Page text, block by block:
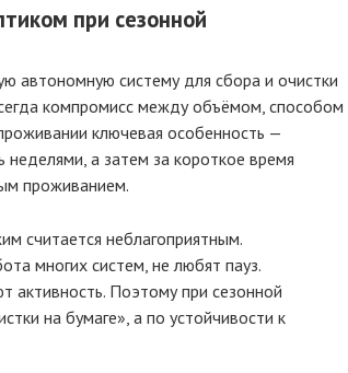
при сезонной
автономную систему для сбора и очистки
компромисс между объёмом, способом
ключевая особенность —
неделями, а затем за короткое время
проживанием.
считается неблагоприятным.
многих систем, не любят пауз.
активность. Поэтому при сезонной
на бумаге», а по устойчивости к